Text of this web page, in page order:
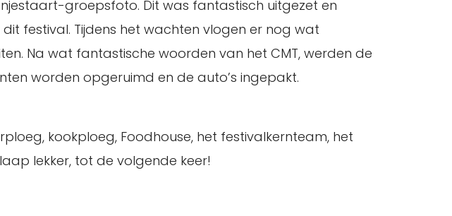
groepsfoto. Dit was fantastisch uitgezet en
festival. Tijdens het wachten vlogen er nog wat
Na wat fantastische woorden van het CMT, werden de
worden opgeruimd en de auto’s ingepakt.
kookploeg, Foodhouse, het festivalkernteam, het
lekker, tot de volgende keer!